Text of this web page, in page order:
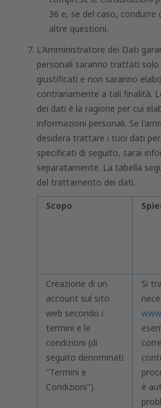
36 e, se del caso,
altre questioni.
L'Amministratore dei Dati
personali saranno trattati solo
giustificati e non saranno
contrariamente a tali finalità.
dei dati è la ragione per cui
informazioni personali. Se
desidera trattare i tuoi dati
specificati di seguito, sarai
separatamente. La tabella
del trattamento dei dati.
Scopo
Creazione di un
account sul sito
web secondo i
termini e le
condizioni (di
seguito denominati
"Termini e
Condizioni").
Si
è